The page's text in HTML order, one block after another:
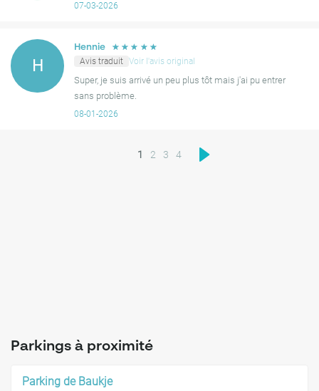
07-03-2026
H
Hennie ☆ ☆ ☆ ☆ ☆
Avis traduit Voir l'avis original
Super, je suis arrivé un peu plus tôt mais j'ai pu entrer
sans problème.
08-01-2026
1 2 3 4
Parkings à proximité
Parking de Baukje